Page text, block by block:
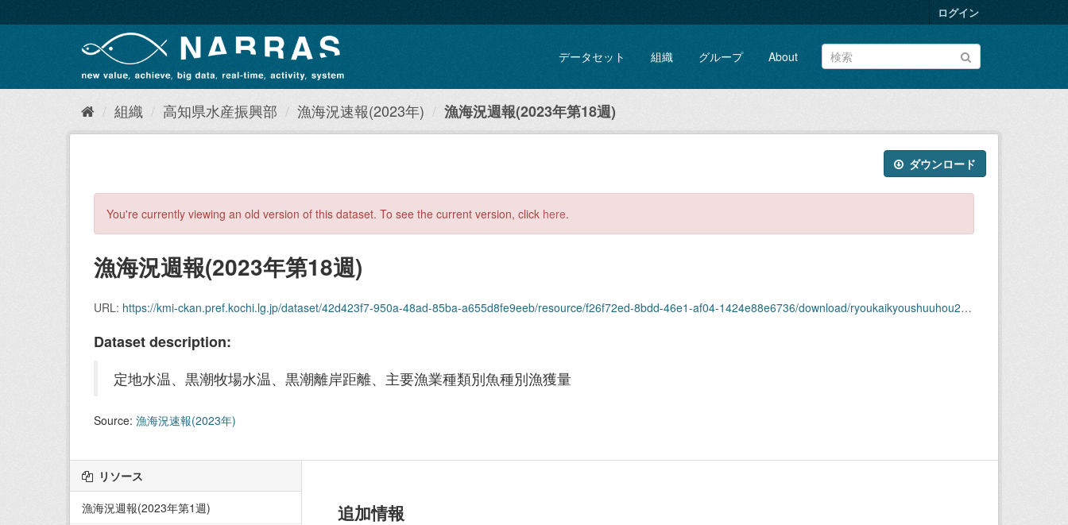
キ
て
ログイン
データセット 組織 グループ About
組織 高知県水産振興部 漁海況速報(2023年) 漁海況週報(2023年第18週)
ダウンロード
You're currently viewing an old version of this dataset. To see the current version, click here.
漁海況週報(2023年第18週)
URL: https://kmi-ckan.pref.kochi.lg.jp/dataset/42d423f7-950a-48ad-85ba-a655d8fe9eeb/resource/f26f72ed-8bdd-46e1-af04-1424e88e6736/download/ryoukaikyoushuuhou2023nendai18shuu.pdf
Dataset description:
定地水温、黒潮牧場水温、黒潮離岸距離、主要漁業種類別魚種別漁獲量
Source: 漁海況速報(2023年)
リソース
漁海況週報(2023年第1週)
追加情報